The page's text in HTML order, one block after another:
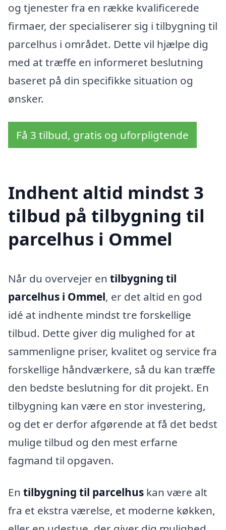
og tjenester fra en række kvalificerede
firmaer, der specialiserer sig i tilbygning til
parcelhus i området. Dette vil hjælpe dig
med at træffe en informeret beslutning
baseret på din specifikke situation og
ønsker.
Få 3 tilbud, gratis og uforpligtende
Indhent altid mindst 3
tilbud på tilbygning til
parcelhus i Ommel
Når du overvejer en tilbygning til
parcelhus i Ommel, er det altid en god
idé at indhente mindst tre forskellige
tilbud. Dette giver dig mulighed for at
sammenligne priser, kvalitet og service fra
forskellige håndværkere, så du kan træffe
den bedste beslutning for dit projekt. En
tilbygning kan være en stor investering,
og det er derfor afgørende at få det bedst
mulige tilbud og den mest erfarne
fagmand til opgaven.
En tilbygning til parcelhus kan være alt
fra et ekstra værelse, et moderne køkken,